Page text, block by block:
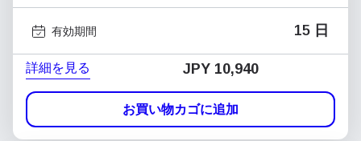
有効期間 15 日
詳細を見る JPY 10,940
お買い物カゴに追加